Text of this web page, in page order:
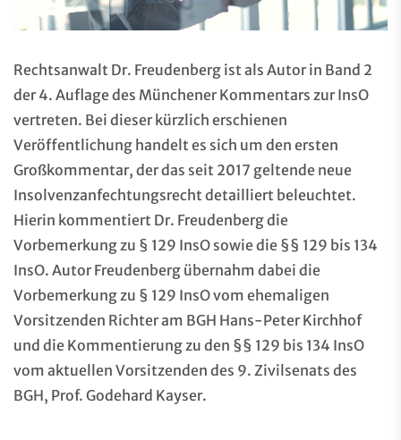
Rechtsanwalt Dr. Freudenberg ist als Autor in Band 2
der 4. Auflage des Münchener Kommentars zur InsO
vertreten. Bei dieser kürzlich erschienen
Veröffentlichung handelt es sich um den ersten
Großkommentar, der das seit 2017 geltende neue
Insolvenzanfechtungsrecht detailliert beleuchtet.
Hierin kommentiert Dr. Freudenberg die
Vorbemerkung zu § 129 InsO sowie die §§ 129 bis 134
InsO. Autor Freudenberg übernahm dabei die
Vorbemerkung zu § 129 InsO vom ehemaligen
Vorsitzenden Richter am BGH Hans-Peter Kirchhof
und die Kommentierung zu den §§ 129 bis 134 InsO
vom aktuellen Vorsitzenden des 9. Zivilsenats des
BGH, Prof. Godehard Kayser.